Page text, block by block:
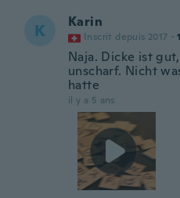
K Karin
Inscrit depuis 2017 ·
Naja. Dicke ist
unscharf. Nicht
hatte
il y a 5 ans